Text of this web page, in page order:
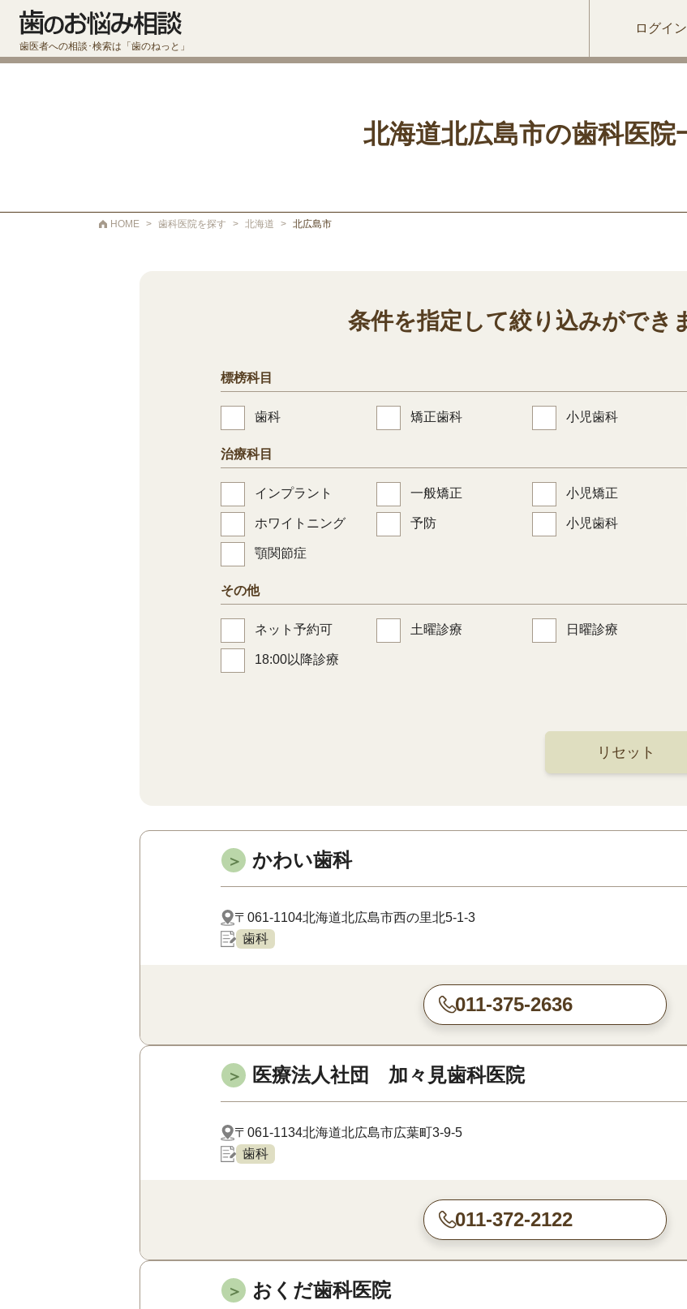
歯医者への相談･検索は「歯のねっと」
ログイン
北海道北広島市の歯科医院
HOME > 歯科医院を探す > 北海道 > 北広島市
条件を指定して絞り込みができ
標榜科目
歯科 矯正歯科 小児歯科
治療科目
インプラント 一般矯正 小児矯正
ホワイトニング 予防 小児歯科
顎関節症
その他
ネット予約可 土曜診療 日曜診療
18:00以降診療
リセット
＞ かわい歯科
〒061-1104北海道北広島市西の里北5-1-3
歯科
011-375-2636
＞ 医療法人社団 加々見歯科医院
〒061-1134北海道北広島市広葉町3-9-5
歯科
011-372-2122
＞ おくだ歯科医院